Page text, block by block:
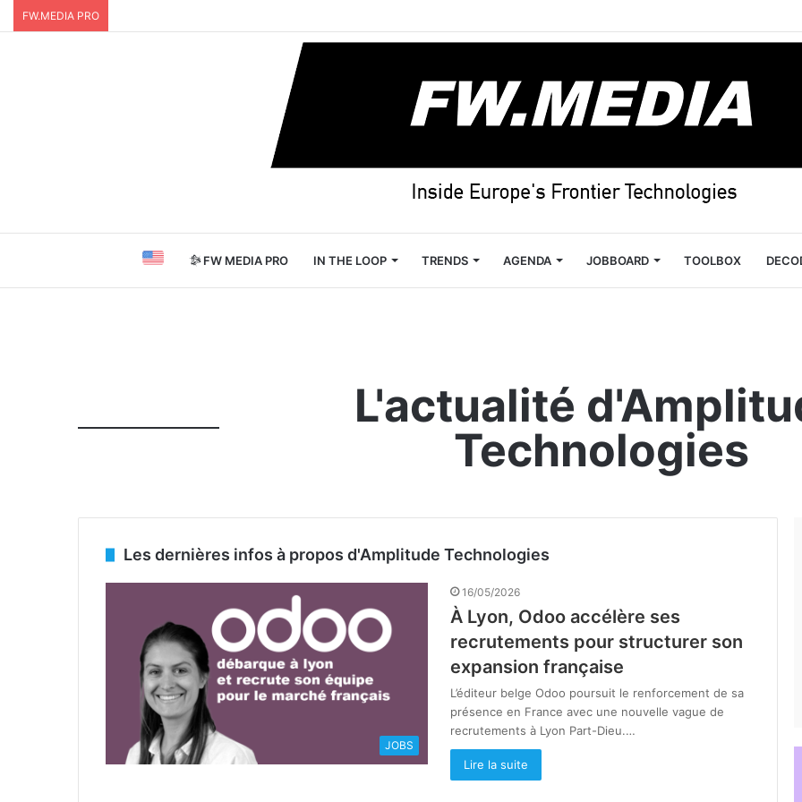
FW.MEDIA PRO
FW MEDIA PRO IN THE LOOP TRENDS AGENDA JOBBOARD TOOLBOX
L'actualité
Technologies
Les dernières infos à propos d'Amplitude Technologies
JOBS
16/05/2026
À Lyon, Odoo accélère ses
recrutements pour structurer son
expansion française
L’éditeur belge Odoo poursuit le renforcement de sa
présence en France avec une nouvelle vague de
recrutements à Lyon Part-Dieu.…
Lire la suite